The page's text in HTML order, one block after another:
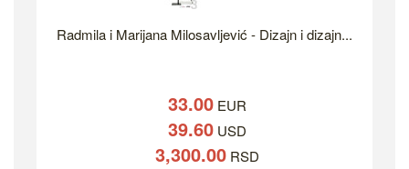
Radmila i Marijana Milosavljević - Dizajn i dizajn...
33.00EUR
39.60USD
3,300.00RSD